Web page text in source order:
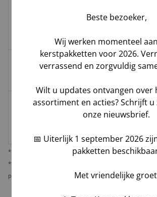
op
Groenbezorgen
✅ ❌
Melis Logistics /
✅ ✅*
* Behoudens overmacht calamiteiten.
** De verantwoordelijkheid op dit risico als gevolg van
pakketbezorging rust bij u als opdrachtgever.
Beste bezoeker,
Wij werken momenteel
kerstpakketten voor 2026.
verrassend en zorgvuldig
Wilt u updates ontvangen over
assortiment en acties? Schrijft
onze nieuwsbrief.
📅 Uiterlijk 1 september 2026
pakketten
Met vriendelijke